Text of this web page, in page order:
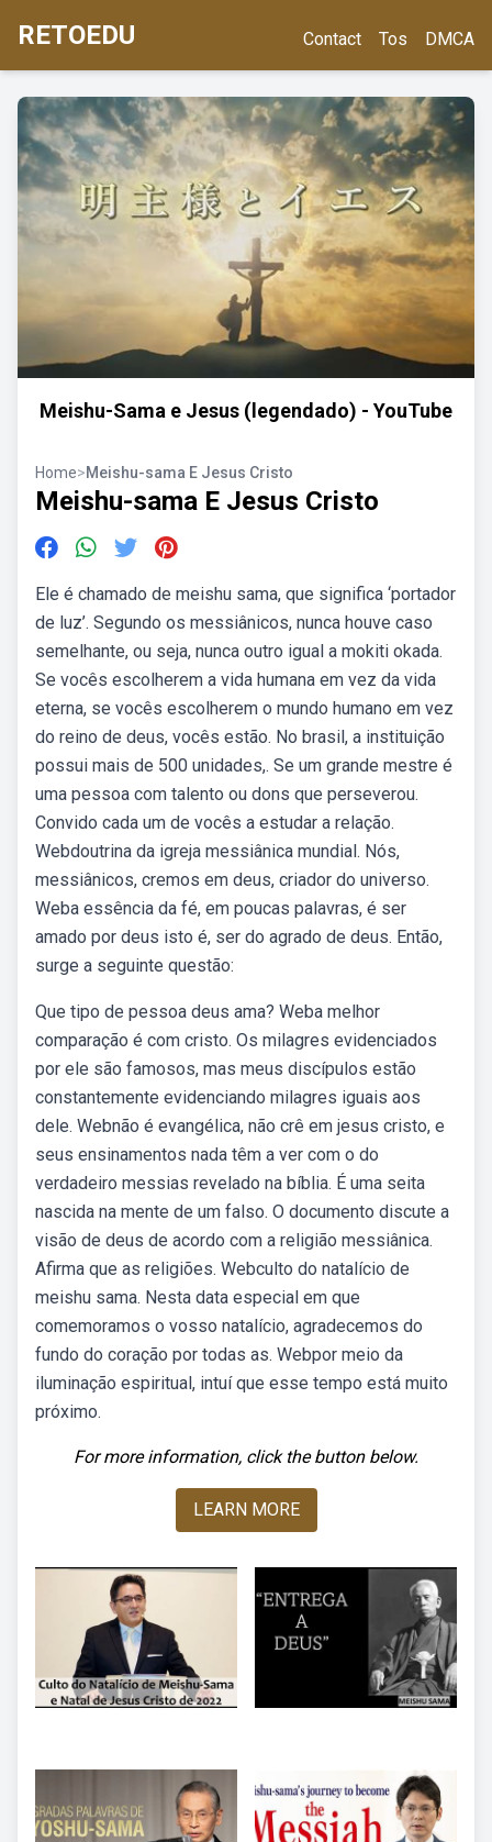
RETOEDU Contact Tos DMCA
Meishu-Sama e Jesus (legendado) - YouTube
Home>Meishu-sama E Jesus Cristo
Meishu-sama E Jesus Cristo
Ele é chamado de meishu sama, que significa ‘portador
de luz’. Segundo os messiânicos, nunca houve caso
semelhante, ou seja, nunca outro igual a mokiti okada.
Se vocês escolherem a vida humana em vez da vida
eterna, se vocês escolherem o mundo humano em vez
do reino de deus, vocês estão. No brasil, a instituição
possui mais de 500 unidades,. Se um grande mestre é
uma pessoa com talento ou dons que perseverou.
Convido cada um de vocês a estudar a relação.
Webdoutrina da igreja messiânica mundial. Nós,
messiânicos, cremos em deus, criador do universo.
Weba essência da fé, em poucas palavras, é ser
amado por deus isto é, ser do agrado de deus. Então,
surge a seguinte questão:
Que tipo de pessoa deus ama? Weba melhor
comparação é com cristo. Os milagres evidenciados
por ele são famosos, mas meus discípulos estão
constantemente evidenciando milagres iguais aos
dele. Webnão é evangélica, não crê em jesus cristo, e
seus ensinamentos nada têm a ver com o do
verdadeiro messias revelado na bíblia. É uma seita
nascida na mente de um falso. O documento discute a
visão de deus de acordo com a religião messiânica.
Afirma que as religiões. Webculto do natalício de
meishu sama. Nesta data especial em que
comemoramos o vosso natalício, agradecemos do
fundo do coração por todas as. Webpor meio da
iluminação espiritual, intuí que esse tempo está muito
próximo.
For more information, click the button below.
LEARN MORE